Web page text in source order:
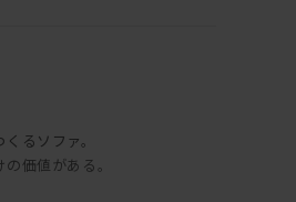
るソファ。
価値がある。